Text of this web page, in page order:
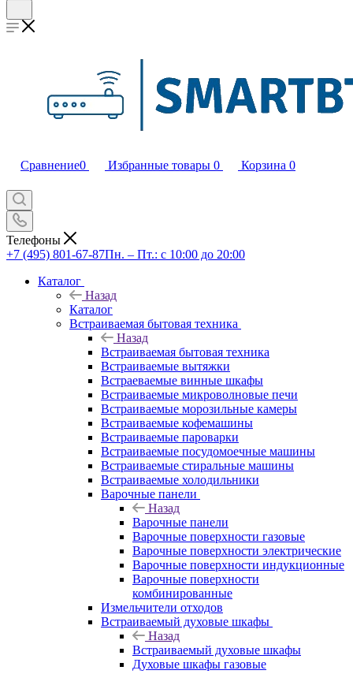
Сравнение0 Избранные товары 0 Корзина 0
Телефоны
+7 (495) 801-67-87Пн. – Пт.: с 10:00 до 20:00
Каталог
Назад
Каталог
Встраиваемая бытовая техника
Назад
Встраиваемая бытовая техника
Встраиваемые вытяжки
Встраеваемые винные шкафы
Встраиваемые микроволновые печи
Встраиваемые морозильные камеры
Встраиваемые кофемашины
Встраиваемые пароварки
Встраиваемые посудомоечные машины
Встраиваемые стиральные машины
Встраиваемые холодильники
Варочные панели
Назад
Варочные панели
Варочные поверхности газовые
Варочные поверхности электрические
Варочные поверхности индукционные
Варочные поверхности
комбинированные
Измельчители отходов
Встраиваемый духовые шкафы
Назад
Встраиваемый духовые шкафы
Духовые шкафы газовые